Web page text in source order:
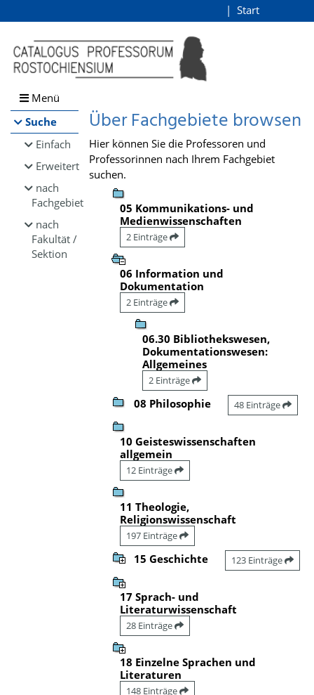
Browsen
direkt zum Inhalt
Start
Menü
Suche
Einfach
Erweitert
nach
Fachgebiet
nach
Fakultät /
Sektion
Über Fachgebiete browsen
Hier können Sie die Professoren und
Professorinnen nach Ihrem Fachgebiet
suchen.
05 Kommunikations- und
Medienwissenschaften
2 Einträge
06 Information und
Dokumentation
2 Einträge
06.30 Bibliothekswesen,
Dokumentationswesen:
Allgemeines
2 Einträge
08 Philosophie 48 Einträge
10 Geisteswissenschaften
allgemein
12 Einträge
11 Theologie,
Religionswissenschaft
197 Einträge
15 Geschichte 123 Einträge
17 Sprach- und
Literaturwissenschaft
28 Einträge
18 Einzelne Sprachen und
Literaturen
148 Einträge